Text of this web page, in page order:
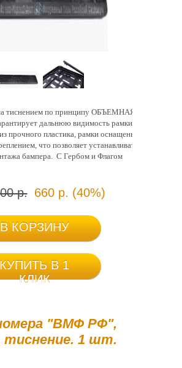
"ВМФ РФ",
тиснение. 1 шт.
тиснением по принципу ОБЪЕМНАЯ
дальнюю видимость рамки.
прочного пластика, рамки оснащены
что позволяет устанавливать
бампера. С Гербом и Флагом
р. 660 р. (40%)
В КОРЗИНУ
КУПИТЬ В 1
КЛИК